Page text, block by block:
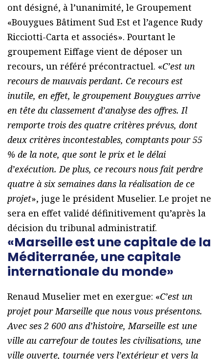
ont désigné, à l’unanimité, le Groupement
«Bouygues Bâtiment Sud Est et l’agence Rudy
Ricciotti-Carta et associés». Pourtant le
groupement Eiffage vient de déposer un
recours, un référé précontractuel. «C’est un
recours de mauvais perdant. Ce recours est
inutile, en effet, le groupement Bouygues arrive
en tête du classement d’analyse des offres. Il
remporte trois des quatre critères prévus, dont
deux critères incontestables, comptants pour 55
% de la note, que sont le prix et le délai
d’exécution. De plus, ce recours nous fait perdre
quatre à six semaines dans la réalisation de ce
projet», juge le président Muselier. Le projet ne
sera en effet validé définitivement qu’après la
décision du tribunal administratif.
«Marseille est une capitale de la
Méditerranée, une capitale
internationale du monde»
Renaud Muselier met en exergue: «C’est un
projet pour Marseille que nous vous présentons.
Avec ses 2 600 ans d’histoire, Marseille est une
ville au carrefour de toutes les civilisations, une
ville ouverte, tournée vers l’extérieur et vers la